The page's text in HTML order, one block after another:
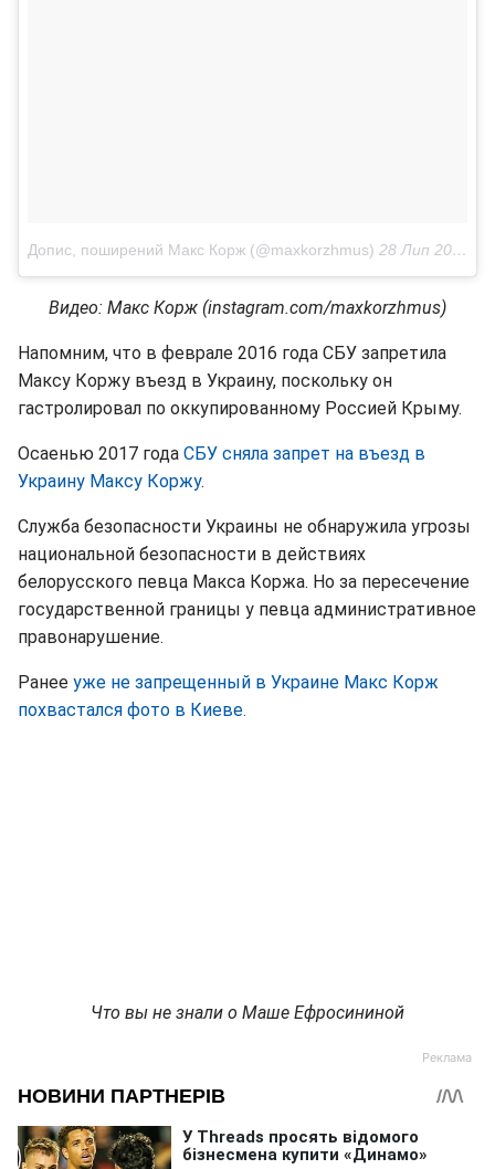
Допис, поширений Макс Корж (@maxkorzhmus) 28 Лип 2018 р. о 3:19 PDT
Видео: Макс Корж (instagram.com/maxkorzhmus)
Напомним, что в феврале 2016 года СБУ запретила
Максу Коржу въезд в Украину, поскольку он
гастролировал по оккупированному Россией Крыму.
Осаенью 2017 года СБУ сняла запрет на въезд в
Украину Максу Коржу.
Служба безопасности Украины не обнаружила угрозы
национальной безопасности в действиях
белорусского певца Макса Коржа. Но за пересечение
государственной границы у певца административное
правонарушение.
Ранее уже не запрещенный в Украине Макс Корж
похвастался фото в Киеве.
Что вы не знали о Маше Ефросининой